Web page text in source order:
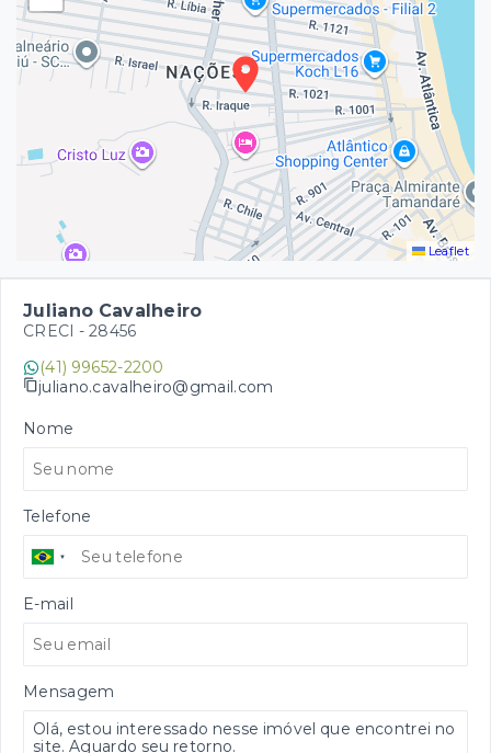
Leaflet
Juliano Cavalheiro
CRECI - 28456
(41) 99652-2200
juliano.cavalheiro@gmail.com
Nome
Telefone
E-mail
Mensagem